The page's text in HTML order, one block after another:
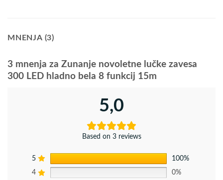
MNENJA (3)
3 mnenja za Zunanje novoletne lučke zavesa
300 LED hladno bela 8 funkcij 15m
5,0
Based on 3 reviews
5 100%
4 0%